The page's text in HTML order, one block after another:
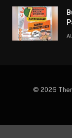
© 2026